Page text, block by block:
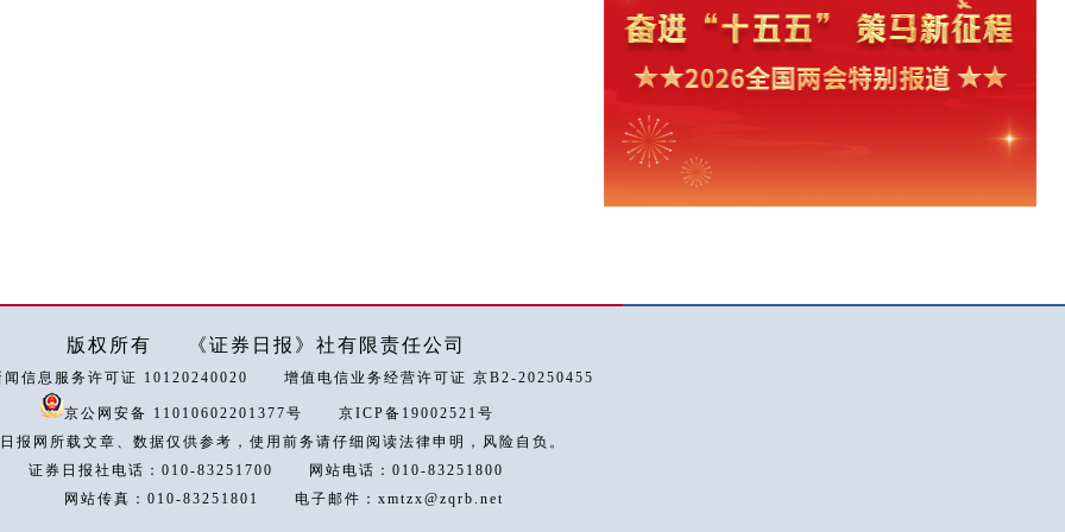
版权所有 《证券日报》社有限责任公司
闻信息服务许可证 10120240020 增值电信业务经营许可证 京B2-20250455
京公网安备 11010602201377号
京ICP备19002521号
报网所载文章、数据仅供参考，使用前务请仔细阅读法律申明，风险自负。
证券日报社电话：010-83251700
网站电话：010-83251800
网站传真：010-83251801
电子邮件：xmtzx@zqrb.net